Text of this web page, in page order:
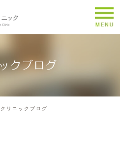
クブログ
クリニックブログ